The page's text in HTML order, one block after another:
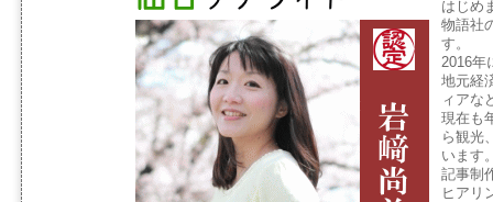
はじめ
物語社
す。
2016年
地元経
ィアな
現在も
ら観光
います
記事制
ヒアリ